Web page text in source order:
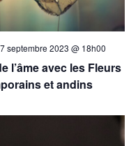
l’âme avec les Fleurs
et andins
septembre 2023 @ 18h00